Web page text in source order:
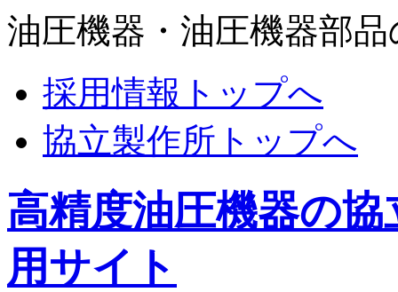
油圧機器・油圧機器部
採用情報トップへ
協立製作所トップへ
高精度油圧機器の
用サイト